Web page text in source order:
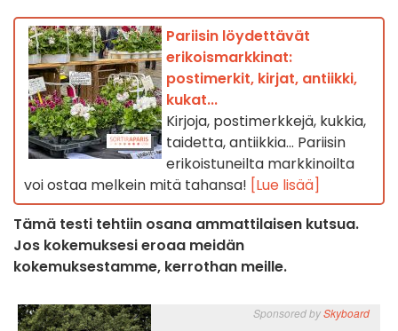
Pariisin löydettävät
erikoismarkkinat:
postimerkit, kirjat, antiikki,
kukat...
Kirjoja, postimerkkejä, kukkia,
taidetta, antiikkia... Pariisin
erikoistuneilta markkinoilta
voi ostaa melkein mitä tahansa! [Lue lisää]
Tämä testi tehtiin osana ammattilaisen kutsua.
Jos kokemuksesi eroaa meidän
kokemuksestamme, kerrothan meille.